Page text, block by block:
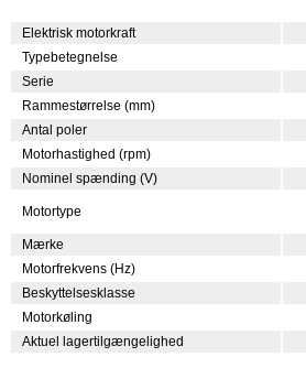
Elektrisk motorkraft
Typebetegnelse
Serie
Rammestørrelse (mm)
Antal poler
Motorhastighed (rpm)
Nominel spænding (V)
Motortype
Mærke
Motorfrekvens (Hz)
Beskyttelsesklasse
Motorkøling
Aktuel lagertilgængelighed